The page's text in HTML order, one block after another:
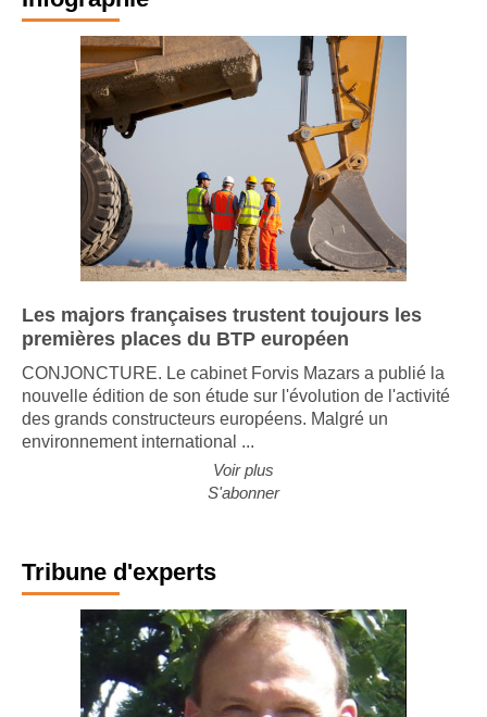
Infographie
Les majors françaises trustent toujours les
premières places du BTP européen
CONJONCTURE. Le cabinet Forvis Mazars a publié la
nouvelle édition de son étude sur l'évolution de l'activité
des grands constructeurs européens. Malgré un
Voir plus
Tribune d'experts